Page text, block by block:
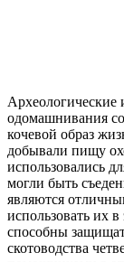
Археологические
одомашнивания
кочевой образ
добывали пищу
использовались
могли быть
являются
использовать их
способны
скотоводства